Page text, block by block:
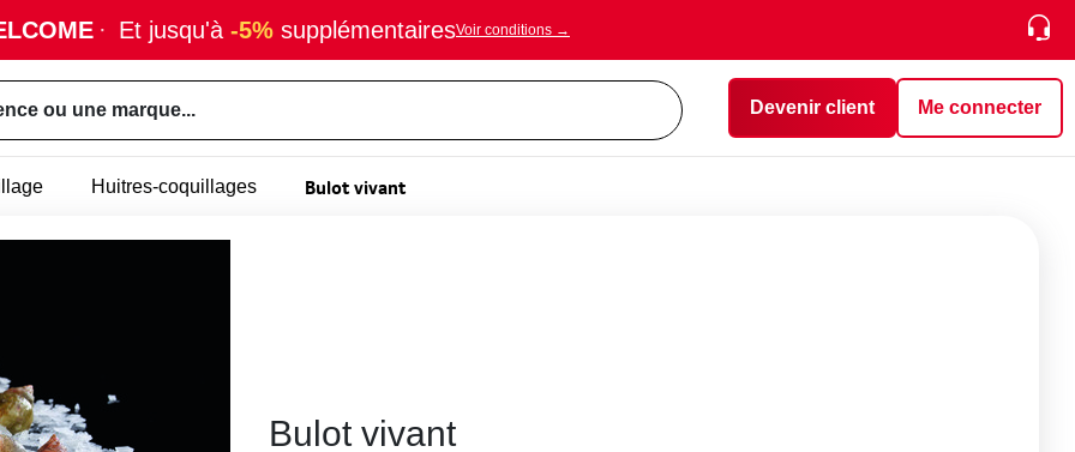
· Et jusqu'à -5% supplémentairesVoir conditions →
ou une marque... Devenir client Me connecter
Huitres-coquillages Bulot vivant
Bulot vivant